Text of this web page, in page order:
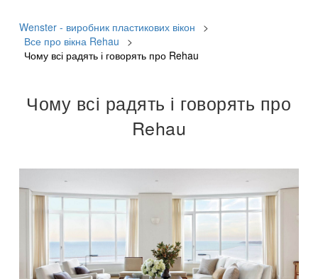
Wenster - виробник пластикових вікон
>
Все про вікна Rehau
>
Чому всі радять і говорять про Rehau
Чому всі радять і говорять про
Rehau